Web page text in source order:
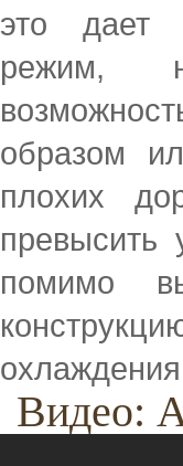
это дает
режим,
образом
плохих
превысить
помимо
Видео: